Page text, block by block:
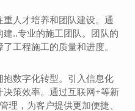
人才培养和团队建设。通
..专业的施工团队。团队的
工程施工的质量和进度。
抱数字化转型。引入信息化
策效率。通过互联网+等新
理，为客户提供更加便捷、